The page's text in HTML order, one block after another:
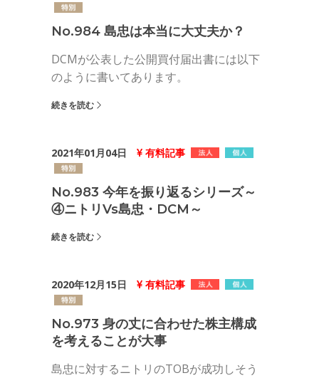
No.984 島忠は本当に大丈夫か？
DCMが公表した公開買付届出書には以下
のように書いてあります。
続きを読む
2021年01月04日 有料記事
No.983 今年を振り返るシリーズ～
④ニトリvs島忠・DCM～
続きを読む
2020年12月15日 有料記事
No.973 身の丈に合わせた株主構成
を考えることが大事
島忠に対するニトリのTOBが成功しそう